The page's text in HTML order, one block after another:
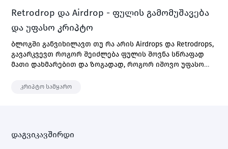
Retrodrop და Airdrop - ფულის გამომუშავება
და უფასო კრიპტო
ბლოგში განვიხილავთ თუ რა არის Airdrops და Retrodrops,
გავარკვევთ როგორ შეიძლება ფულის შოვნა სწრაფად
მათი დახმარებით და ზოგადად, როგორ იშოვო უფასო
კრიპტო სამყარო
დაგვიკავშირდი